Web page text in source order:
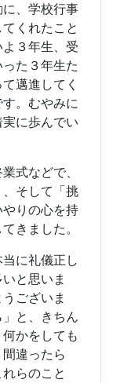
、学校行事
くれたこと
３年生、受
た３年生た
邁進してく
。むやみに
に歩んでい
式などで、
そして「挑
りの心を持
きました。
に礼儀正し
と思いま
ございま
と、きちん
かをしても
違ったら
らのこと